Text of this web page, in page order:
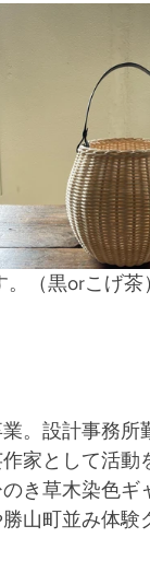
（黒orこげ茶
。設計事務所
家として活動
き草木染色
山町並み体